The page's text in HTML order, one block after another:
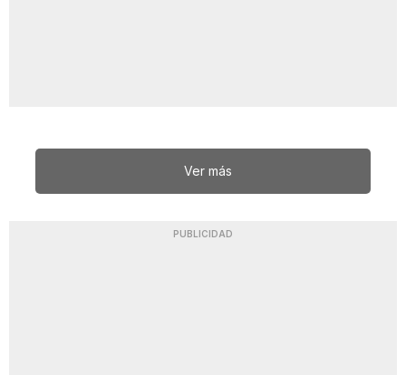
Ver más
PUBLICIDAD